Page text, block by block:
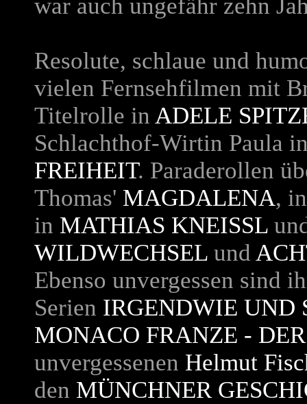
war auch ungefähr zehn
Resolute, schlaue und
vielen Fernsehfilmen mit
Titelrolle in ADELE
Schlachthof-Wirtin Paula
FREIHEIT. Paraderollen
Thomas' MAGDALENA,
in MATHIAS KNEISSL
WILDWECHSEL und
Ebenso unvergessen sind
Serien IRGENDWIE UND
MONACO FRANZE -
unvergessenen Helmut
den MÜNCHNER